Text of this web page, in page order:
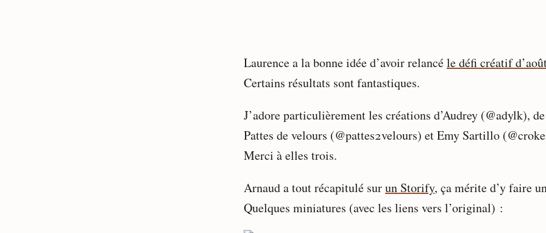
Laurence a la bonne idée d’avoir relancéle défi créatif
Certains résultats sont fantastiques.
J’adore particulièrement les créations d’Audrey (@adylk), de
Pattes de velours (@pattes2velours) et Emy Sartillo
Merci à elles trois.
Arnaud a tout récapitulé surun Storify, ça mérite d’y faire
Quelques miniatures (avec les liens vers l’original) :